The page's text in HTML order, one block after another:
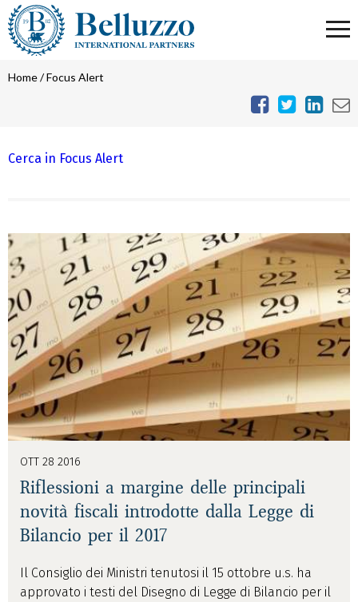
Home/Focus Alert
Cerca in Focus Alert
OTT 28 2016
Riflessioni a margine delle principali
novità fiscali introdotte dalla Legge di
Bilancio per il 2017
Il Consiglio dei Ministri tenutosi il 15 ottobre u.s. ha
approvato i testi del Disegno di Legge di Bilancio per il